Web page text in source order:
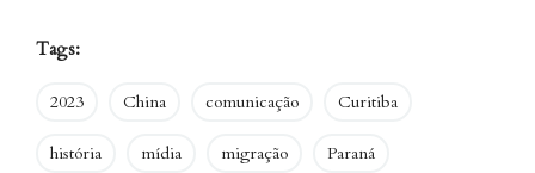
Tags:
2023 China comunicação Curitiba
história mídia migração Paraná